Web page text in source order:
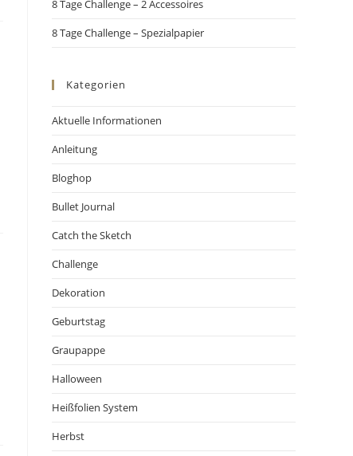
8 Tage Challenge – 2 Accessoires
8 Tage Challenge – Spezialpapier
Kategorien
Aktuelle Informationen
Anleitung
Bloghop
Bullet Journal
Catch the Sketch
Challenge
Dekoration
Geburtstag
Graupappe
Halloween
Heißfolien System
Herbst